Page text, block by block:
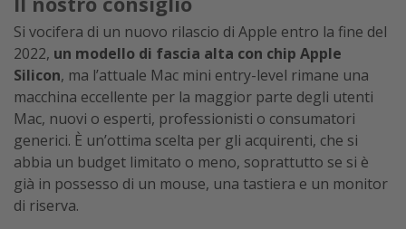
Si vocifera di un nuovo rilascio di Apple entro la fine del
2022, un modello di fascia alta con chip Apple
Silicon, ma l’attuale Mac mini entry-level rimane una
macchina eccellente per la maggior parte degli utenti
Mac, nuovi o esperti, professionisti o consumatori
generici. È un’ottima scelta per gli acquirenti, che si
abbia un budget limitato o meno, soprattutto se si è
già in possesso di un mouse, una tastiera e un monitor
di riserva.